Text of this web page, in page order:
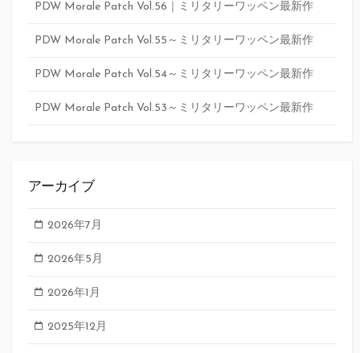
PDW Morale Patch Vol.56｜ミリタリーワッペン最新作
PDW Morale Patch Vol.55～ミリタリーワッペン最新作
PDW Morale Patch Vol.54～ミリタリーワッペン最新作
PDW Morale Patch Vol.53～ミリタリーワッペン最新作
アーカイブ
2026年7月
2026年5月
2026年1月
2025年12月